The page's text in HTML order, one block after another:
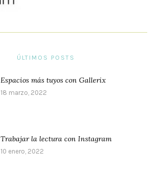
ÚLTIMOS POSTS
Espacios más tuyos con Gallerix
18 marzo, 2022
Trabajar la lectura con Instagram
10 enero, 2022